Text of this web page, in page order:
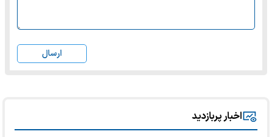
ارسال
اخبار پربازدید